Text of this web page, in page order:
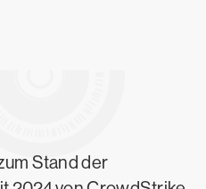
Stand der